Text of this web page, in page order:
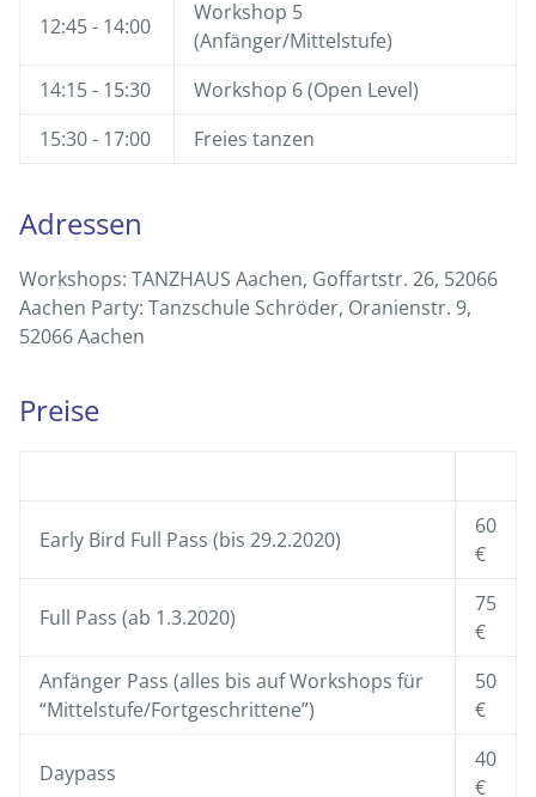
12:45 - 14:00
Workshop 5
(Anfänger/Mittelstufe)
14:15 - 15:30
Workshop 6 (Open Level)
15:30 - 17:00
Freies tanzen
Adressen
Workshops: TANZHAUS Aachen, Goffartstr. 26, 52066
Aachen Party: Tanzschule Schröder, Oranienstr. 9,
52066 Aachen
Preise
Early Bird Full Pass (bis 29.2.2020)
60
€
Full Pass (ab 1.3.2020)
75
€
Anfänger Pass (alles bis auf Workshops für
“Mittelstufe/Fortgeschrittene”)
50
€
Daypass
40
€